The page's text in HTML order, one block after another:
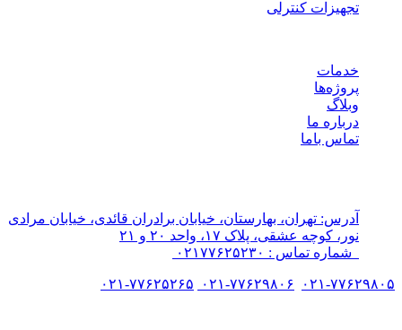
تجهیزات کنترلی
خدمات
پروژه‌ها
وبلاگ
درباره ما
تماس باما
آدرس: تهران، بهارستان، خیابان برادران قائدی، خیابان مرادی
نور، کوچه عشقی، پلاک ۱۷، واحد ۲۰ و ۲۱
شماره تماس : ۰۲۱۷۷۶۲۵۲۳۰
۰۲۱-۷۷۶۲۹۸۰۵ ۰۲۱-۷۷۶۲۹۸۰۶ ۰۲۱-۷۷۶۲۵۲۶۵